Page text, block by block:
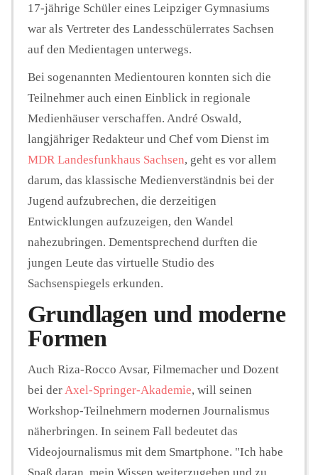
17-jährige Schüler eines Leipziger Gymnasiums
war als Vertreter des Landesschülerrates Sachsen
auf den Medientagen unterwegs.
Bei sogenannten Medientouren konnten sich die
Teilnehmer auch einen Einblick in regionale
Medienhäuser verschaffen. André Oswald,
langjähriger Redakteur und Chef vom Dienst im
MDR Landesfunkhaus Sachsen, geht es vor allem
darum, das klassische Medienverständnis bei der
Jugend aufzubrechen, die derzeitigen
Entwicklungen aufzuzeigen, den Wandel
nahezubringen. Dementsprechend durften die
jungen Leute das virtuelle Studio des
Sachsenspiegels erkunden.
Grundlagen und moderne
Formen
Auch Riza-Rocco Avsar, Filmemacher und Dozent
bei der Axel-Springer-Akademie, will seinen
Workshop-Teilnehmern modernen Journalismus
näherbringen. In seinem Fall bedeutet das
Videojournalismus mit dem Smartphone. "Ich habe